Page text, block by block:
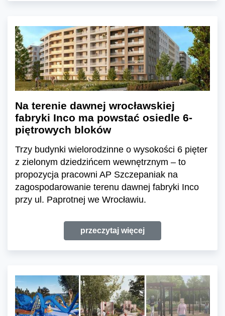
Na terenie dawnej wrocławskiej
fabryki Inco ma powstać osiedle 6-
piętrowych bloków
Trzy budynki wielorodzinne o wysokości 6 pięter
z zielonym dziedzińcem wewnętrznym – to
propozycja pracowni AP Szczepaniak na
zagospodarowanie terenu dawnej fabryki Inco
przy ul. Paprotnej we Wrocławiu.
przeczytaj więcej